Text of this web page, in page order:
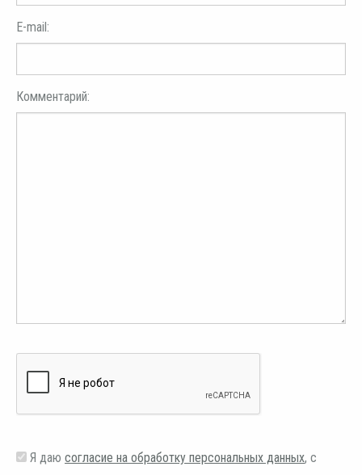
E-mail:
Комментарий:
Я даю согласие на обработку персональных данных, с